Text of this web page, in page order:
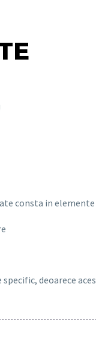
consta in elemente
deoarece